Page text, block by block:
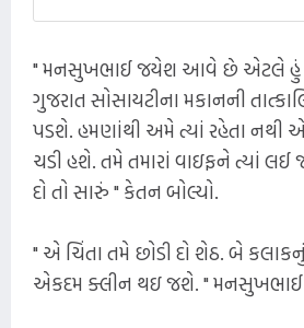
" મનસુખભાઈ જયેશ આવે છે એટલે હું
ગુજરાત સોસાયટીના મકાનની
પડશે. હમણાંથી અમે ત્યાં રહેતા નથી
ચડી હશે. તમે તમારાં વાઇફને ત્યાં લઈ
દો તો સારું " કેતન બોલ્યો.
" એ ચિંતા તમે છોડી દો શેઠ. બે
એકદમ ક્લીન થઇ જશે. " મનસુખભાઈ